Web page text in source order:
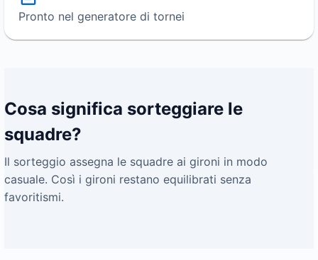
Pronto nel generatore di tornei
Cosa significa sorteggiare le
squadre?
Il sorteggio assegna le squadre ai gironi in modo
casuale. Così i gironi restano equilibrati senza
favoritismi.